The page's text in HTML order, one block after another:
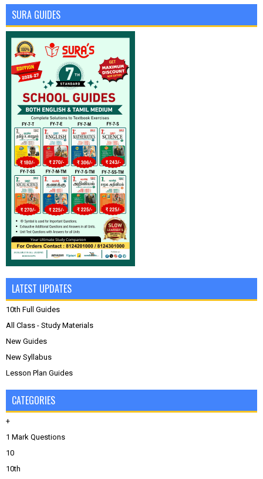
SURA GUIDES
LATEST UPDATES
10th Full Guides
All Class - Study Materials
New Guides
New Syllabus
Lesson Plan Guides
CATEGORIES
+
1 Mark Questions
10
10th